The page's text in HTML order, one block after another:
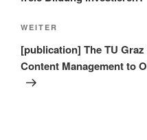
Nächster
Beitrag
WEITER
[publication] The TU
Content Management to